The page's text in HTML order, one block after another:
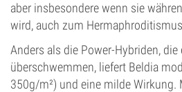
aber insbesondere wenn sie
wird, auch zum
Anders als die Power-Hybriden,
überschwemmen, liefert Beldia
350g/m²) und eine milde Wirkung.